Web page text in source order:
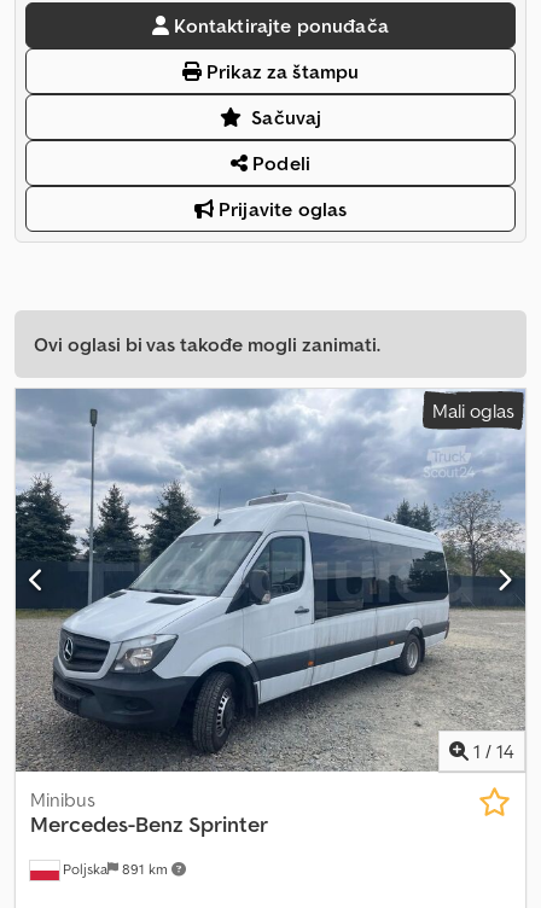
Kontaktirajte ponuđača
Prikaz za štampu
Sačuvaj
Podeli
Prijavite oglas
Ovi oglasi bi vas takođe mogli zanimati.
Mali oglas
1 / 14
Poljska 891 km
Minibus
Mercedes-Benz Sprinter